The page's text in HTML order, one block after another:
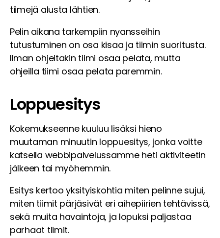
tiimejä alusta lähtien.
Pelin aikana tarkempiin nyansseihin
tutustuminen on osa kisaa ja tiimin suoritusta.
Ilman ohjeitakin tiimi osaa pelata, mutta
ohjeilla tiimi osaa pelata paremmin.
Loppuesitys
Kokemukseenne kuuluu lisäksi hieno
muutaman minuutin loppuesitys, jonka voitte
katsella webbipalvelussamme heti aktiviteetin
jälkeen tai myöhemmin.
Esitys kertoo yksityiskohtia miten pelinne sujui,
miten tiimit pärjäsivät eri aihepiirien tehtävissä,
sekä muita havaintoja, ja lopuksi paljastaa
parhaat tiimit.